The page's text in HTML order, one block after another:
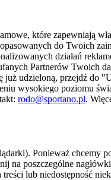
które zapewniają
do Twoich
działań
Partnerów Twoich
już udzieloną, przejdź do
wysokiego poziomu
rodo@sportano.pl.
Ponieważ chcemy
na poszczególne
lub niedostępność